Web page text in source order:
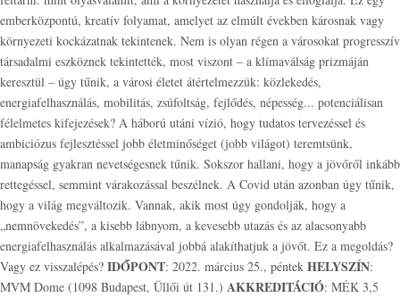
emberközpontú, kreatív folyamat, amelyet az elmúlt években károsnak vagy
környezeti kockázatnak tekintenek. Nem is olyan régen a városokat progresszív
társadalmi eszköznek tekintették, most viszont – a klímaválság prizmáján
keresztül – úgy tűnik, a városi életet átértelmezzük: közlekedés,
energiafelhasználás, mobilitás, zsúfoltság, fejlődés, népesség... potenciálisan
félelmetes kifejezések? A háború utáni vízió, hogy tudatos tervezéssel és
ambiciózus fejlesztéssel jobb életminőséget (jobb világot) teremtsünk,
manapság gyakran nevetségesnek tűnik. Sokszor hallani, hogy a jövőről inkább
rettegéssel, semmint várakozással beszélnek. A Covid után azonban úgy tűnik,
hogy a világ megváltozik. Vannak, akik most úgy gondolják, hogy a
„nemnövekedés”, a kisebb lábnyom, a kevesebb utazás és az alacsonyabb
energiafelhasználás alkalmazásával jobbá alakíthatjuk a jövőt. Ez a megoldás?
Vagy ez visszalépés? IDŐPONT: 2022. március 25., péntek HELYSZÍN:
MVM Dome (1098 Budapest, Üllői út 131.) AKKREDITÁCIÓ: MÉK 3,5